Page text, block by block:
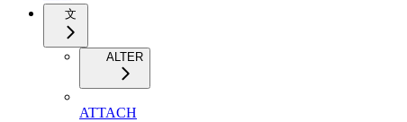
文
ALTER
ATTACH